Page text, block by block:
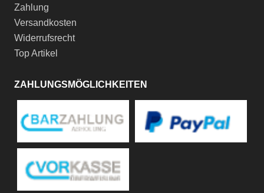
Zahlung
Versandkosten
Widerrufsrecht
Top Artikel
ZAHLUNGSMÖGLICHKEITEN